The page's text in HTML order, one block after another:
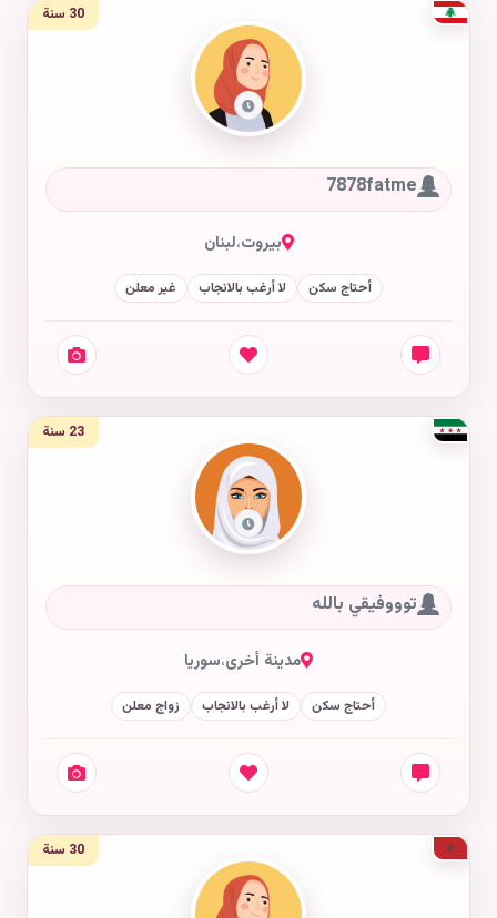
30 سنة
7878fatme
بيروت،لبنان
أحتاج سكن لا أرغب بالانجاب غير معلن
23 سنة
توووفيقي بالله
مدينة أخرى،سوريا
أحتاج سكن لا أرغب بالانجاب زواج معلن
30 سنة